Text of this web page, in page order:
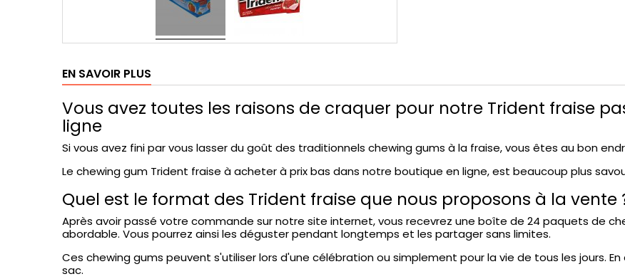
EN SAVOIR PLUS
Vous avez toutes les raisons de craquer pour notre Trident fraise
ligne
Si vous avez fini par vous lasser du goût des traditionnels chewing gums à la fraise, vous êtes au bon
Le chewing gum Trident fraise à acheter à prix bas dans notre boutique en ligne, est beaucoup plus
Quel est le format des Trident fraise que nous proposons à la vente
Après avoir passé votre commande sur notre site internet, vous recevrez une boîte de 24 paquets de
abordable. Vous pourrez ainsi les déguster pendant longtemps et les partager sans limites.
Ces chewing gums peuvent s'utiliser lors d'une célébration ou simplement pour la vie de tous les jours.
sac.